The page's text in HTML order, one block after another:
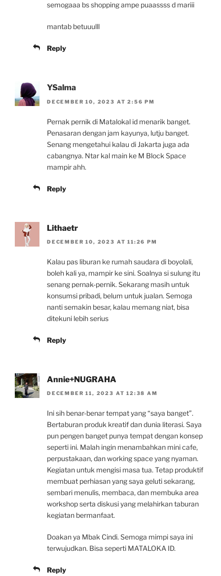
semogaaa bs shopping ampe puaassss d mariii
mantab betuuulll
Reply
YSalma
DECEMBER 10, 2023 AT 2:56 PM
Pernak pernik di Matalokal id menarik banget.
Penasaran dengan jam kayunya, lutju banget.
Senang mengetahui kalau di Jakarta juga ada
cabangnya. Ntar kal main ke M Block Space
mampir ahh.
Reply
Lithaetr
DECEMBER 10, 2023 AT 11:26 PM
Kalau pas liburan ke rumah saudara di boyolali,
boleh kali ya, mampir ke sini. Soalnya si sulung itu
senang pernak-pernik. Sekarang masih untuk
konsumsi pribadi, belum untuk jualan. Semoga
nanti semakin besar, kalau memang niat, bisa
ditekuni lebih serius
Reply
Annie+NUGRAHA
DECEMBER 11, 2023 AT 12:38 AM
Ini sih benar-benar tempat yang “saya banget”.
Bertaburan produk kreatif dan dunia literasi. Saya
pun pengen banget punya tempat dengan konsep
seperti ini. Malah ingin menambahkan mini cafe,
perpustakaan, dan working space yang nyaman.
Kegiatan untuk mengisi masa tua. Tetap produktif
membuat perhiasan yang saya geluti sekarang,
sembari menulis, membaca, dan membuka area
workshop serta diskusi yang melahirkan taburan
kegiatan bermanfaat.
Doakan ya Mbak Cindi. Semoga mimpi saya ini
terwujudkan. Bisa seperti MATALOKA ID.
Reply